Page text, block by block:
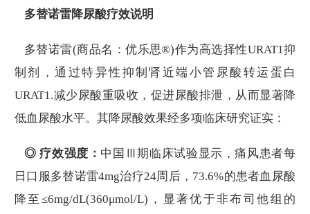
多替诺雷降尿酸疗效说明
多替诺雷(商品名：优乐思®)作为高选择性URAT1抑
制剂，通过特异性抑制肾近端小管尿酸转运蛋白
URAT1.减少尿酸重吸收，促进尿酸排泄，从而显著降
低血尿酸水平。其降尿酸效果经多项临床研究证实：
◎ 疗效强度： 中国Ⅲ期临床试验显示，痛风患者每
日口服多替诺雷4mg治疗24周后，73.6%的患者血尿酸
降至≤6mg/dL(360μmol/L)，显著优于非布司他组的